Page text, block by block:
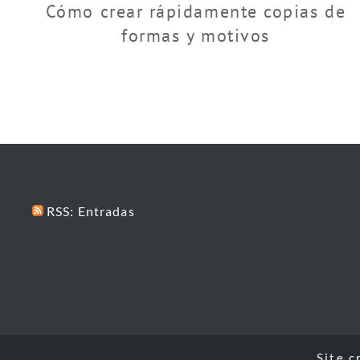
Cómo crear rápidamente copias de
formas y motivos
RSS: Entradas